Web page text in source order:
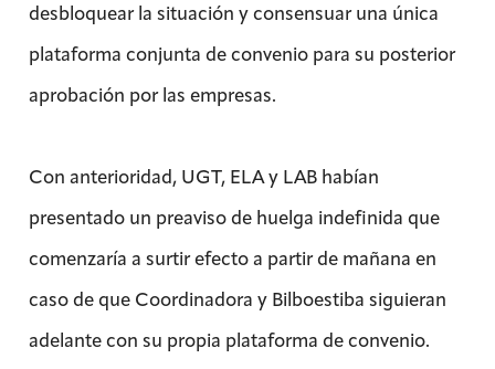
desbloquear la situación y consensuar una única
plataforma conjunta de convenio para su posterior
aprobación por las empresas.
Con anterioridad, UGT, ELA y LAB habían
presentado un preaviso de huelga indefinida que
comenzaría a surtir efecto a partir de mañana en
caso de que Coordinadora y Bilboestiba siguieran
adelante con su propia plataforma de convenio.